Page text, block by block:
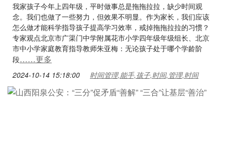
我家孩子今年上四年级，平时做事总是拖拖拉拉，缺少时间观
念。我们也做了一些努力，但效果不明显。作为家长，我们应该
怎么做才能科学指导孩子提高学习效率，戒掉拖拖拉拉的习惯？
专家观点北京市广渠门中学附属花市小学四年级年级组长、北京
市中小学家庭教育指导教师朱亚梅：无论孩子处于哪个学龄阶
段……更多
2024-10-14 15:18:00 时间管理,能手,孩子,时间,管理,时间